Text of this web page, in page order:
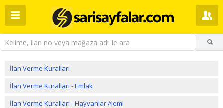
İlan Verme Kuralları
İlan Verme Kuralları - Emlak
İlan Verme Kuralları - Hayvanlar Alemi